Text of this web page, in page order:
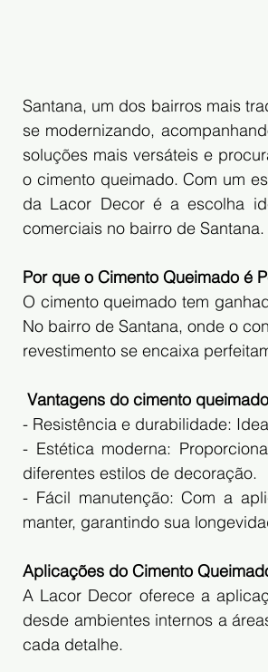
Santana, um dos bairros mais
se modernizando,
soluções mais versáteis e
o cimento queimado. Com um
da Lacor Decor é a escolha
comerciais no bairro de Santana.
Por que o Cimento Queimado é
O cimento queimado tem
No bairro de Santana, onde o
revestimento se encaixa
Vantagens do cimento
- Resistência e durabilidade:
- Estética moderna:
diferentes estilos de decoração.
- Fácil manutenção: Com a
manter, garantindo sua
Aplicações do Cimento
A Lacor Decor oferece a
desde ambientes internos a
cada detalhe.